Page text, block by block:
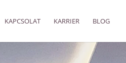
KAPCSOLAT KARRIER BLOG